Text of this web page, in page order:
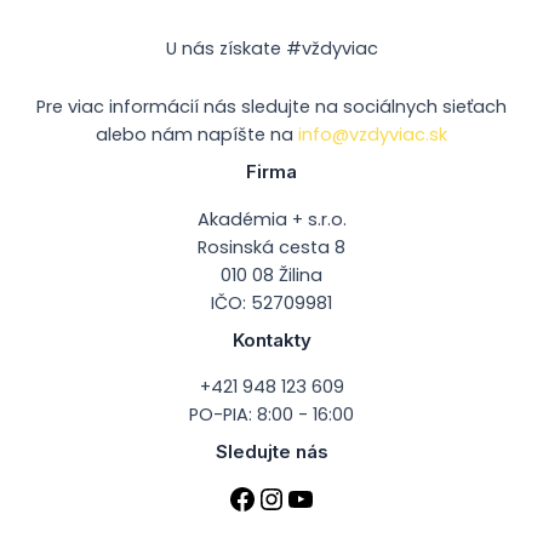
U nás získate #vždyviac
Pre viac informácií nás sledujte na sociálnych sieťach
alebo nám napíšte na info@vzdyviac.sk
Firma
Akadémia + s.r.o.
Rosinská cesta 8
010 08 Žilina
IČO: 52709981
Kontakty
+421 948 123 609
PO-PIA: 8:00 - 16:00
Sledujte nás